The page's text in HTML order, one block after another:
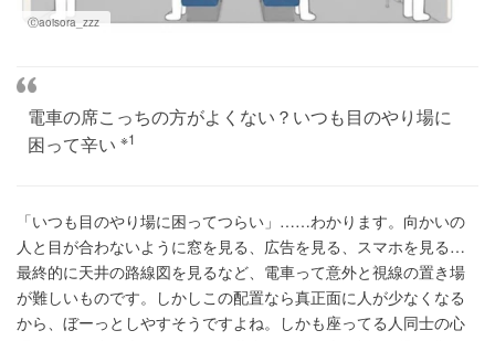
Ⓒaoisora_zzz
電車の席こっちの方がよくない？いつも目のやり場に
困って辛い ※1
「いつも目のやり場に困ってつらい」……わかります。向かいの
人と目が合わないように窓を見る、広告を見る、スマホを見る…
最終的に天井の路線図を見るなど、電車って意外と視線の置き場
が難しいものです。しかしこの配置なら真正面に人が少なくなる
から、ぼーっとしやすそうですよね。しかも座ってる人同士の心